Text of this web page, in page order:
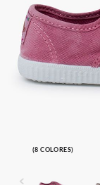
(8 COLORES)